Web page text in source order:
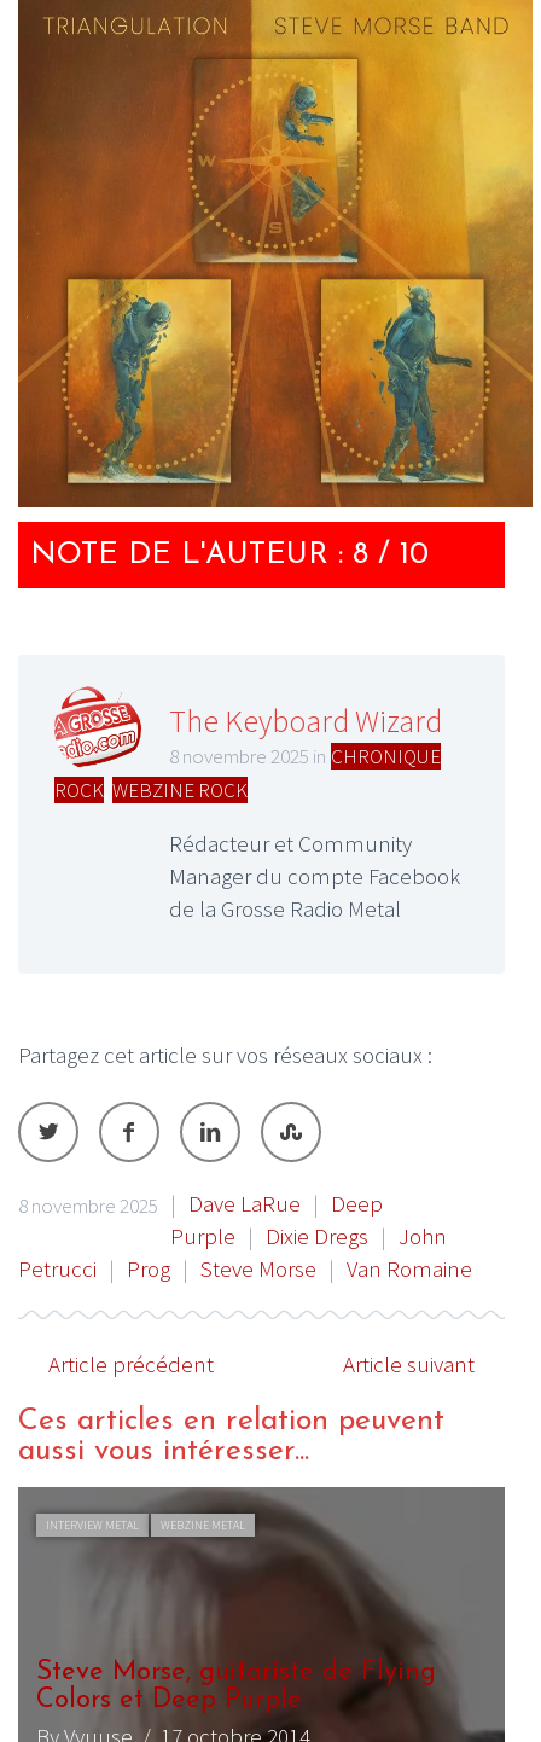
NOTE DE L'AUTEUR : 8 / 10
The Keyboard Wizard
8 novembre 2025 in CHRONIQUE
ROCK WEBZINE ROCK
Rédacteur et Community
Manager du compte Facebook
de la Grosse Radio Metal
Partagez cet article sur vos réseaux sociaux :
8 novembre 2025 | Dave LaRue | Deep
Purple | Dixie Dregs | John
Petrucci | Prog | Steve Morse | Van Romaine
Article précédent Article suivant
Ces articles en relation peuvent
aussi vous intéresser...
INTERVIEW METAL WEBZINE METAL
Steve Morse, guitariste de Flying
Colors et Deep Purple
By Vyuuse / 17 octobre 2014